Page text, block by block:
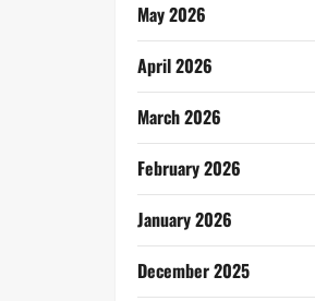
May 2026
April 2026
March 2026
February 2026
January 2026
December 2025